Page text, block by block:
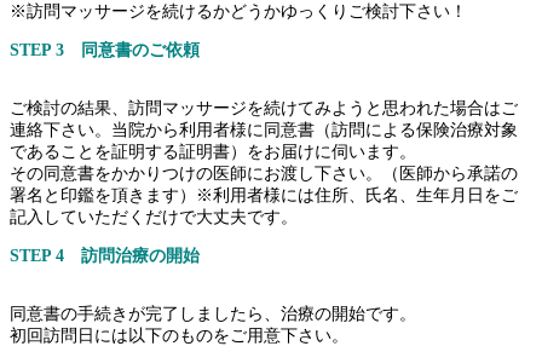
※訪問マッサージを続けるかどうかゆっくりご検討下さい！
STEP 3 同意書のご依頼
ご検討の結果、訪問マッサージを続けてみようと思われた場合はご
連絡下さい。当院から利用者様に同意書（訪問による保険治療対象
であることを証明する証明書）をお届けに伺います。
その同意書をかかりつけの医師にお渡し下さい。（医師から承諾の
署名と印鑑を頂きます）※利用者様には住所、氏名、生年月日をご
記入していただくだけで大丈夫です。
STEP 4 訪問治療の開始
同意書の手続きが完了しましたら、治療の開始です。
初回訪問日には以下のものをご用意下さい。